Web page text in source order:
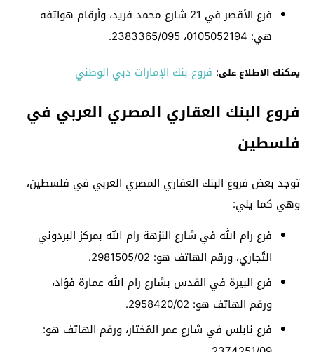
فرع الأقصر في 21 شارع محمد فريد، وأرقام هواتفه
هي: 0105052194، 2383365/095.
يمكنك الاطلاع على: فروع بنك الإمارات دبي الوطني
فروع البنك العقاري المصري العربي في
فلسطين
توجد بعض فروع البنك العقاري المصري العربي في فلسطين،
وهي كما يلي:
فرع رام الله في شارع النزهة رام الله بمركز البردوني
التُجاري، ورقم الهاتف هو: 2981505/02.
فرع البيرة في القدس بشارع رام الله عمارة فؤاد،
ورقم الهاتف هو: 2958420/02.
فرع نابلس في شارع عمر المُختار، ورقم الهاتف هو: